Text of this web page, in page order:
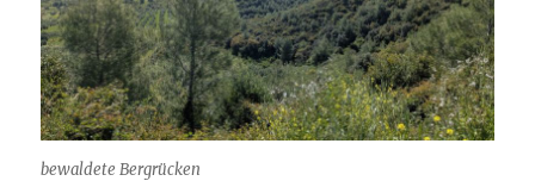
bewaldete Bergrücken